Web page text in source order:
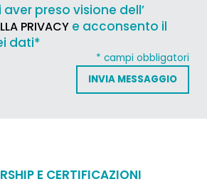
preso visione dell’
PRIVACY e acconsento il
dati*
* campi obbligatori
E CERTIFICAZIONI